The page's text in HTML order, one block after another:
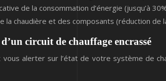
de la consommation d’énergie (jusqu’à
la chaudière et des composants (réduction de
circuit de chauffage encrassé
alerter sur l’état de votre système de